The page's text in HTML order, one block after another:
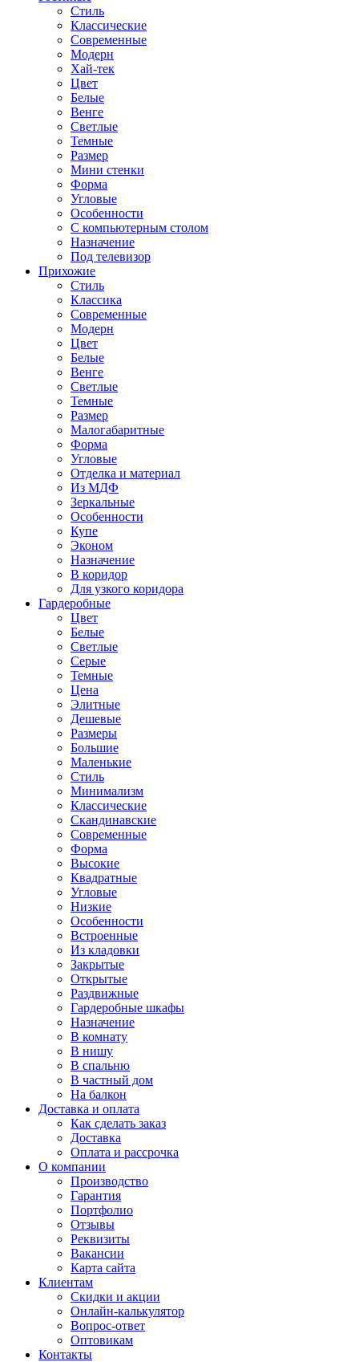
Стиль
Классические
Современные
Модерн
Хай-тек
Цвет
Белые
Венге
Светлые
Темные
Размер
Мини стенки
Форма
Угловые
Особенности
С компьютерным столом
Назначение
Под телевизор
Прихожие
Стиль
Классика
Современные
Модерн
Цвет
Белые
Венге
Светлые
Темные
Размер
Малогабаритные
Форма
Угловые
Отделка и материал
Из МДФ
Зеркальные
Особенности
Купе
Эконом
Назначение
В коридор
Для узкого коридора
Гардеробные
Цвет
Белые
Светлые
Серые
Темные
Цена
Элитные
Дешевые
Размеры
Большие
Маленькие
Стиль
Минимализм
Классические
Скандинавские
Современные
Форма
Высокие
Квадратные
Угловые
Низкие
Особенности
Встроенные
Из кладовки
Закрытые
Открытые
Раздвижные
Гардеробные шкафы
Назначение
В комнату
В нишу
В спальню
В частный дом
На балкон
Доставка и оплата
Как сделать заказ
Доставка
Оплата и рассрочка
О компании
Производство
Гарантия
Портфолио
Отзывы
Реквизиты
Вакансии
Карта сайта
Клиентам
Скидки и акции
Онлайн-калькулятор
Вопрос-ответ
Оптовикам
Контакты